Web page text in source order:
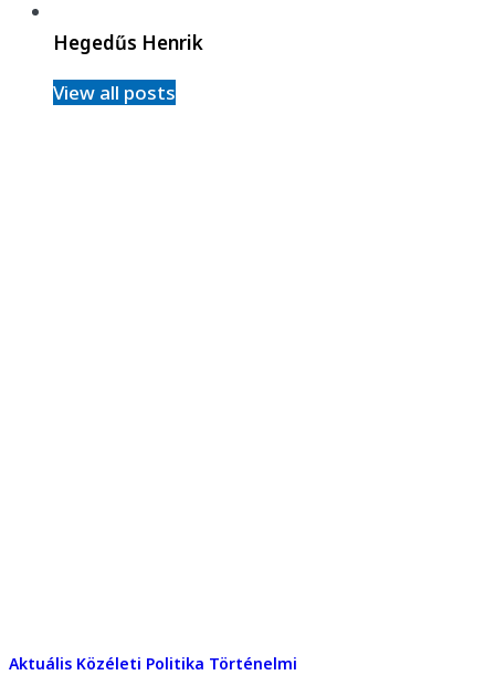
Hegedűs Henrik
View all posts
Aktuális Közéleti Politika Történelmi